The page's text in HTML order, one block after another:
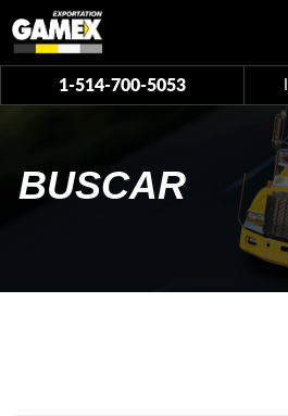
1-514-700-5053
BUSCAR